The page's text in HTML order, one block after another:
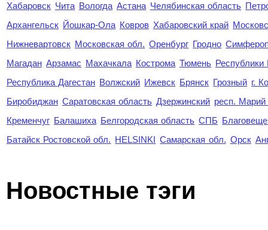
Хабаровск Чита Вологда Астана Челябинская область
Архангельск Йошкар-Ола Ковров Хабаровский край
Нижневартовск Московская обл. Оренбург Гродно
Магадан Арзамас Махачкала Кострома Тюмень Республики
Республика Дагестан Волжский Ижевск Брянск Грозный г.
Биробиджан Саратовская область Дзержинский респ.
Кременчуг Балашиха Белгородская область СПБ
Батайск Ростовской обл. HELSINKI Самарская обл. Орск
Новостные тэги